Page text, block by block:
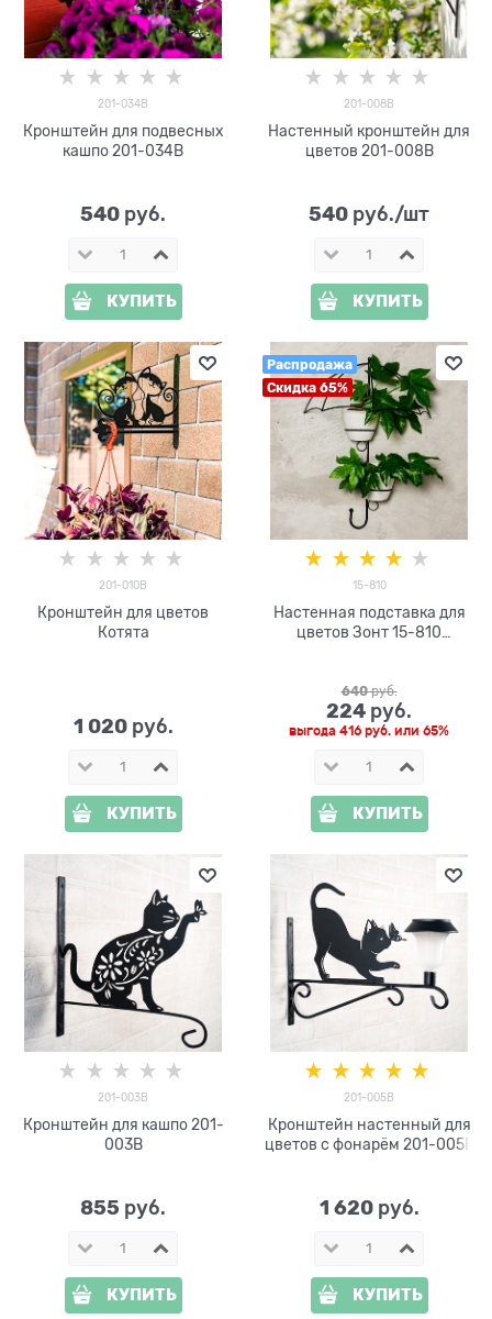
201-034B
Кронштейн для подвесных
кашпо 201-034B
540 руб.
КУПИТЬ
201-008B
Настенный кронштейн для
цветов 201-008B
540 руб./шт
КУПИТЬ
201-010B
Кронштейн для цветов
Котята
1 020 руб.
КУПИТЬ
Распродажа
Скидка 65%
15-810
Настенная подставка для
цветов Зонт 15-810
640 руб.
224 руб.
выгода 416 руб. или 65%
КУПИТЬ
201-003B
Кронштейн для кашпо 201-
003B
855 руб.
КУПИТЬ
201-005B
Кронштейн настенный для
цветов с фонарём 201-005B
1 620 руб.
КУПИТЬ